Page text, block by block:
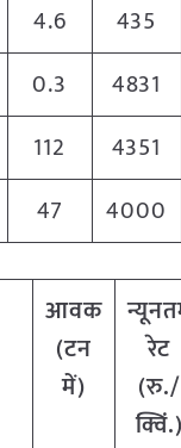
4.6 435
0.3 4831
112 4351
47 4000
आवक
(टन
में)
रेट
(रु./
क्विं.)